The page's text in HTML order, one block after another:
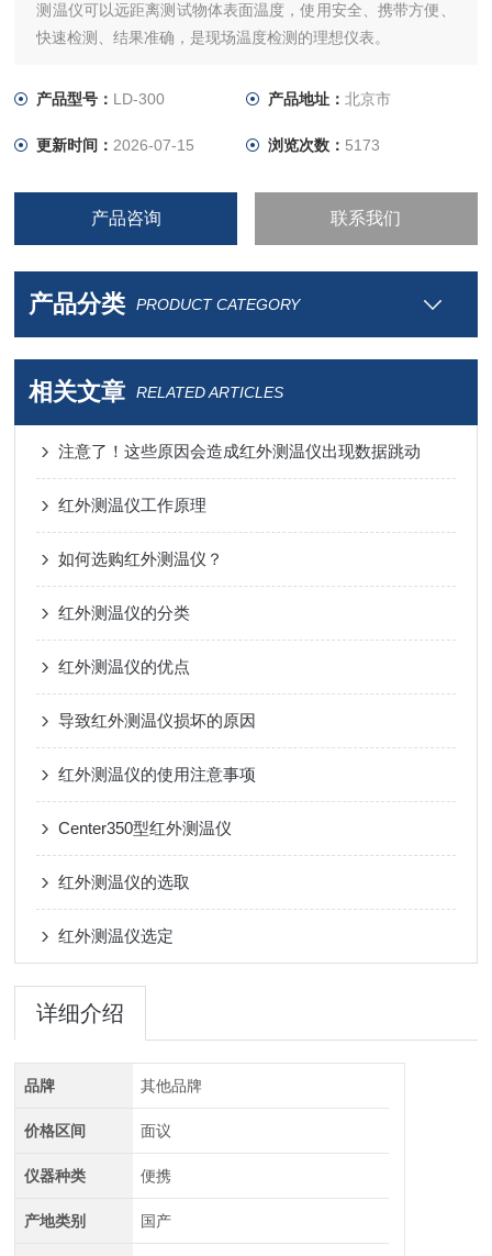
测温仪可以远距离测试物体表面温度，使用安全、携带方便、
快速检测、结果准确，是现场温度检测的理想仪表。
产品型号： LD-300 产品地址： 北京市
更新时间： 2026-07-15 浏览次数： 5173
产品咨询 联系我们
产品分类 PRODUCT CATEGORY
相关文章 RELATED ARTICLES
注意了！这些原因会造成红外测温仪出现数据跳动
红外测温仪工作原理
如何选购红外测温仪？
红外测温仪的分类
红外测温仪的优点
导致红外测温仪损坏的原因
红外测温仪的使用注意事项
Center350型红外测温仪
红外测温仪的选取
红外测温仪选定
详细介绍
品牌 其他品牌
价格区间 面议
仪器种类 便携
产地类别 国产